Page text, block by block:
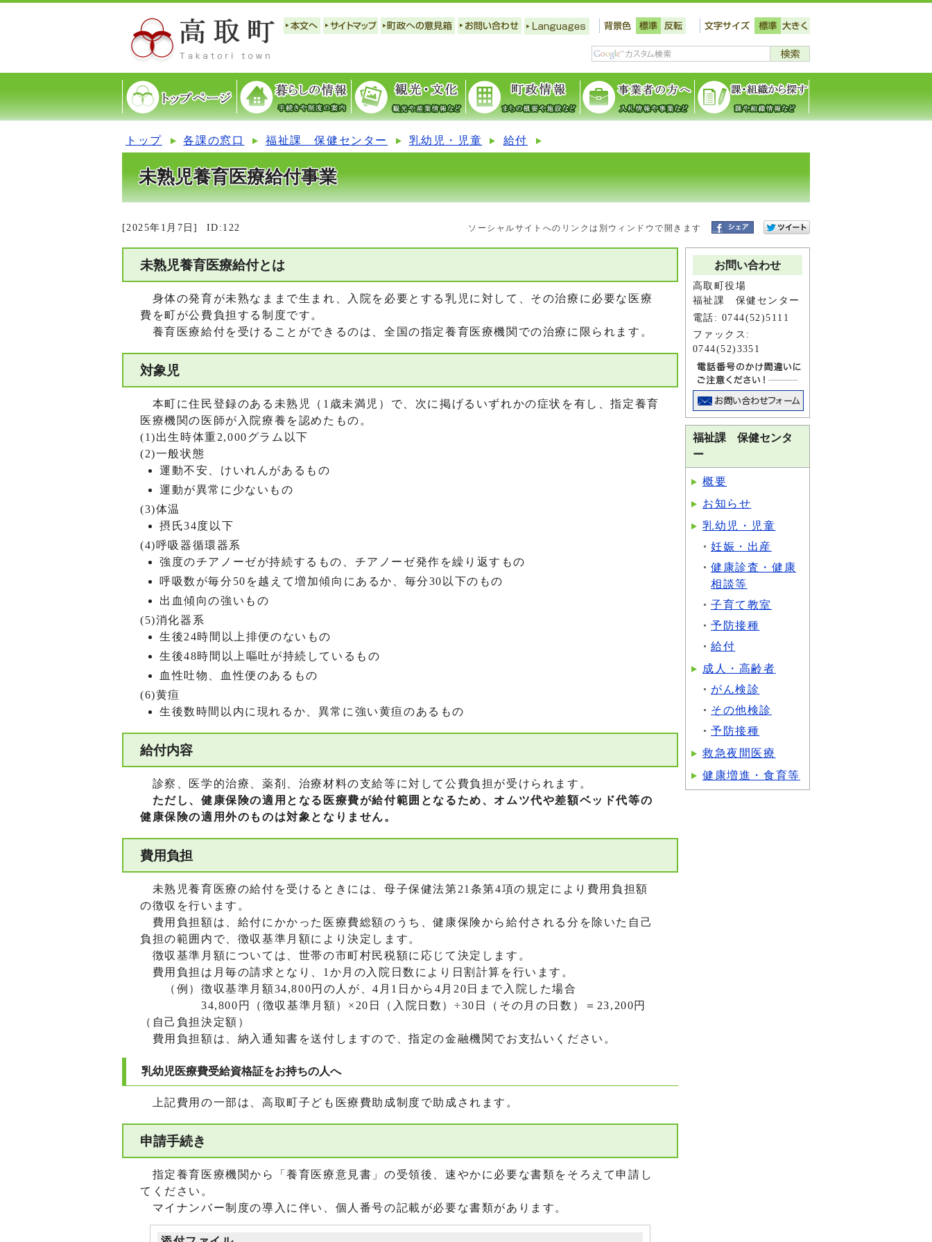
トップ 各課の窓口 福祉課 保健センター 乳幼児・児童 給付
未熟児養育医療給付事業
[2025年1月7日] ID:122 ソーシャルサイトへのリンクは別ウィンドウで開きます
未熟児養育医療給付とは
身体の発育が未熟なままで生まれ、入院を必要とする乳児に対して、その治療に必要な医療
費を町が公費負担する制度です。
養育医療給付を受けることができるのは、全国の指定養育医療機関での治療に限られます。
対象児
本町に住民登録のある未熟児（1歳未満児）で、次に掲げるいずれかの症状を有し、指定養育
医療機関の医師が入院療養を認めたもの。
(1)出生時体重2,000グラム以下
(2)一般状態
運動不安、けいれんがあるもの
運動が異常に少ないもの
(3)体温
摂氏34度以下
(4)呼吸器循環器系
強度のチアノーゼが持続するもの、チアノーゼ発作を繰り返すもの
呼吸数が毎分50を越えて増加傾向にあるか、毎分30以下のもの
出血傾向の強いもの
(5)消化器系
生後24時間以上排便のないもの
生後48時間以上嘔吐が持続しているもの
血性吐物、血性便のあるもの
(6)黄疸
生後数時間以内に現れるか、異常に強い黄疸のあるもの
給付内容
診察、医学的治療、薬剤、治療材料の支給等に対して公費負担が受けられます。
ただし、健康保険の適用となる医療費が給付範囲となるため、オムツ代や差額ベッド代等の
健康保険の適用外のものは対象となりません。
費用負担
未熟児養育医療の給付を受けるときには、母子保健法第21条第4項の規定により費用負担額
の徴収を行います。
費用負担額は、給付にかかった医療費総額のうち、健康保険から給付される分を除いた自己
負担の範囲内で、徴収基準月額により決定します。
徴収基準月額については、世帯の市町村民税額に応じて決定します。
費用負担は月毎の請求となり、1か月の入院日数により日割計算を行います。
（例）徴収基準月額34,800円の人が、4月1日から4月20日まで入院した場合
34,800円（徴収基準月額）×20日（入院日数）÷30日（その月の日数）＝23,200円
（自己負担決定額）
費用負担額は、納入通知書を送付しますので、指定の金融機関でお支払いください。
乳幼児医療費受給資格証をお持ちの人へ
上記費用の一部は、高取町子ども医療費助成制度で助成されます。
申請手続き
指定養育医療機関から「養育医療意見書」の受領後、速やかに必要な書類をそろえて申請し
てください。
マイナンバー制度の導入に伴い、個人番号の記載が必要な書類があります。
お問い合わせ
高取町役場
福祉課 保健センター
電話: 0744(52)5111
ファックス:
0744(52)3351
福祉課 保健センタ
ー
概要
お知らせ
乳幼児・児童
妊娠・出産
健康診査・健康
相談等
子育て教室
予防接種
給付
成人・高齢者
がん検診
その他検診
予防接種
救急夜間医療
健康増進・食育等